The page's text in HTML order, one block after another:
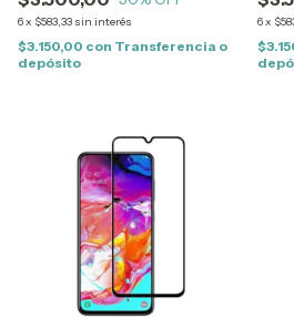
6x $583,33 sin interés
$3.150,00 con Transferencia o
depósito
6x